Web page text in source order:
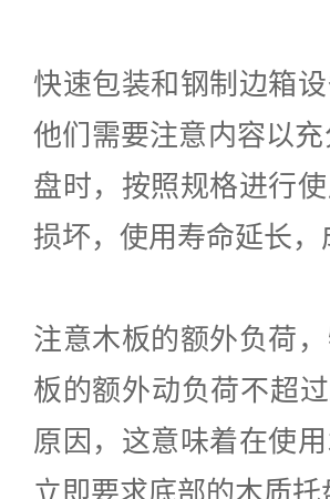
快速包装和钢制边箱
他们需要注意内容以
盘时，按照规格进行
损坏，使用寿命延长，
注意木板的额外负荷
板的额外动负荷不超
原因，这意味着在使
立即要求底部的木质